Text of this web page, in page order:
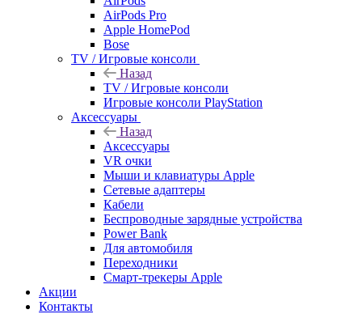
AirPods Pro
Apple HomePod
Bose
TV / Игровые консоли
Назад
TV / Игровые консоли
Игровые консоли PlayStation
Аксессуары
Назад
Аксессуары
VR очки
Мыши и клавиатуры Apple
Сетевые адаптеры
Кабели
Беспроводные зарядные устройства
Power Bank
Для автомобиля
Переходники
Смарт-трекеры Apple
Акции
Контакты